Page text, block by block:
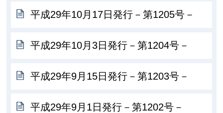
平成29年10月17日発行－第1205号－
平成29年10月3日発行－第1204号－
平成29年9月15日発行－第1203号－
平成29年9月1日発行－第1202号－